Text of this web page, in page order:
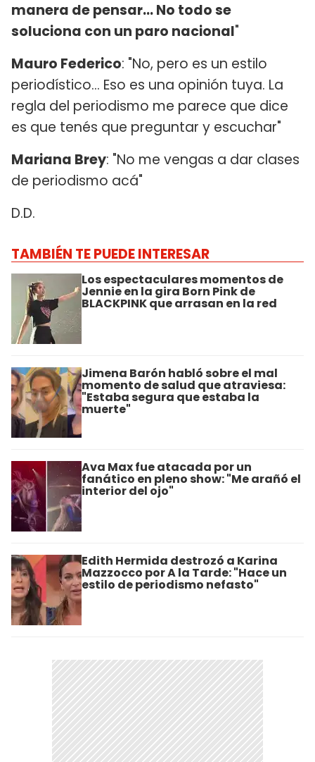
manera de pensar... No todo se
soluciona con un paro nacional"
Mauro Federico: "No, pero es un estilo
periodístico... Eso es una opinión tuya. La
regla del periodismo me parece que dice
es que tenés que preguntar y escuchar"
Mariana Brey: "No me vengas a dar clases
de periodismo acá"
D.D.
TAMBIÉN TE PUEDE INTERESAR
Los espectaculares momentos de
Jennie en la gira Born Pink de
BLACKPINK que arrasan en la red
Jimena Barón habló sobre el mal
momento de salud que atraviesa:
"Estaba segura que estaba la
muerte"
Ava Max fue atacada por un
fanático en pleno show: "Me arañó el
interior del ojo"
Edith Hermida destrozó a Karina
Mazzocco por A la Tarde: "Hace un
estilo de periodismo nefasto"